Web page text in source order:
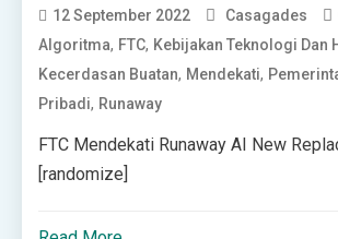
12 September 2022 Casagades
Algoritma, FTC, Kebijakan Teknologi Dan
Kecerdasan Buatan, Mendekati,
Pribadi, Runaway
FTC Mendekati Runaway AI New
[randomize]